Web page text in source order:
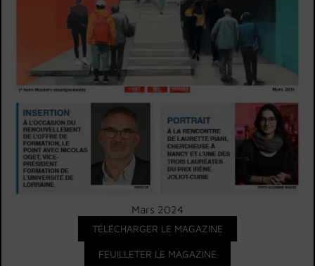
Mars 2024
TÉLÉCHARGER LE MAGAZINE
FEUILLETER LE MAGAZINE